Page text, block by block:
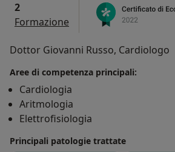
2
Formazione
Dottor Giovanni Russo, Cardiologo
Aree di competenza principali:
Cardiologia
Aritmologia
Elettrofisiologia
Principali patologie trattate